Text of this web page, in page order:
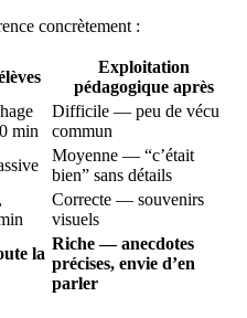
concrètement :
Exploitation
pédagogique après
min
Difficile — peu de vécu
commun
Moyenne — “c’était
bien” sans détails
Correcte — souvenirs
visuels
la
Riche — anecdotes
précises, envie d’en
parler